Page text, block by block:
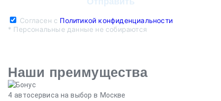
Согласен с Политикой конфиденциальности
* Персональные данные не собираются
Наши преимущества
4 автосервиса на выбор в Москве